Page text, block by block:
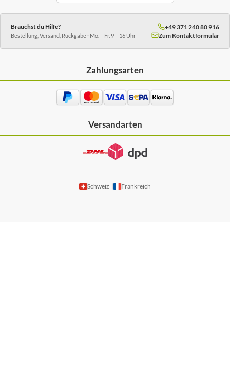
Brauchst du Hilfe?
Bestellung, Versand, Rückgabe · Mo. – Fr. 9 – 16 Uhr
+49 371 240 80 916
Zum Kontaktformular
Zahlungsarten
Versandarten
Schweiz | Frankreich